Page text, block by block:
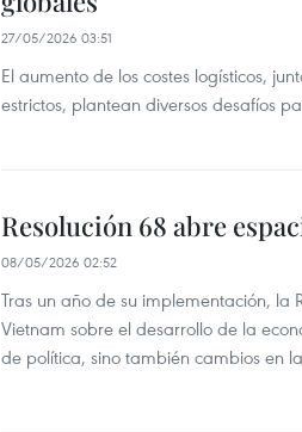
27/05/2026 03:51
El aumento de los costes logísticos,
estrictos, plantean diversos desafíos
Resolución 68 abre
08/05/2026 02:52
Tras un año de su implementación, la
Vietnam sobre el desarrollo de la
de política, sino también cambios en